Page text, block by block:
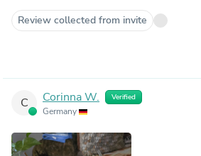
Review collected from invite
C Corinna W. Verified
Germany